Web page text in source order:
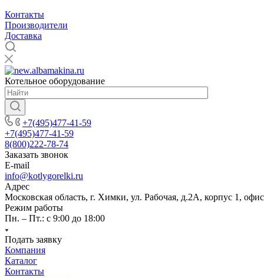
Контакты
Производители
Доставка
Котельное оборудование
+7(495)477-41-59
+7(495)477-41-59
8(800)222-78-74
Заказать звонок
E-mail
info@kotlygorelki.ru
Адрес
Московская область, г. Химки, ул. Рабочая, д.2А, корпус 1,
Режим работы
Пн. – Пт.: с 9:00 до 18:00
Подать заявку
Компания
Каталог
Контакты